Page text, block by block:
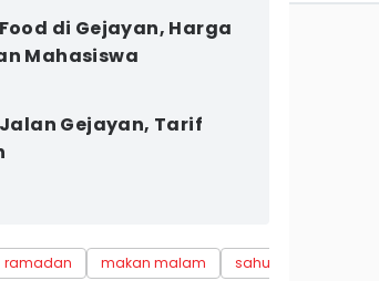
di Gejayan, Harga
Mahasiswa
Gejayan, Tarif
ramadan makan malam sahur anak kosan